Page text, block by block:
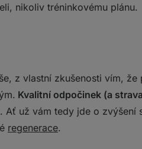
nikoliv tréninkovému plánu.
z vlastní zkušenosti vím, že
Kvalitní odpočinek (a
Ať už vám tedy jde o zvýšení
regenerace.